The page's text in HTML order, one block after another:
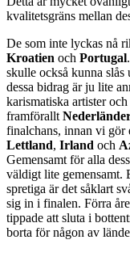
kvalitetsgräns mellan
De som inte lyckas nå
Kroatien och Portugal
skulle också kunna slås
dessa bidrag är ju lite
karismatiska artister
framförallt
finalchans, innan vi gör
Lettland, Irland och
Gemensamt för alla
väldigt lite gemensamt.
spretiga är det såklart
sig in i finalen. Förra
tippade att sluta i
borta för någon av